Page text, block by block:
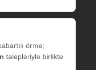
örme;
talepleriyle birlikte